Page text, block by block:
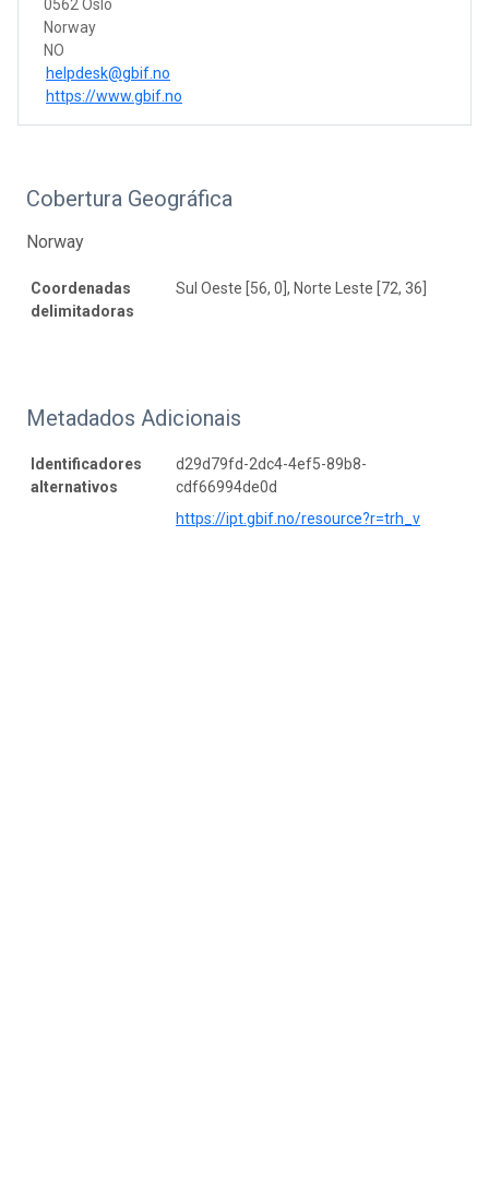
0562 Oslo
Norway
NO
helpdesk@gbif.no
https://www.gbif.no
Cobertura Geográfica
Norway
Coordenadas
delimitadoras
Sul Oeste [56, 0], Norte Leste [72, 36]
Metadados Adicionais
Identificadores
alternativos
d29d79fd-2dc4-4ef5-89b8-
cdf66994de0d
https://ipt.gbif.no/resource?r=trh_v